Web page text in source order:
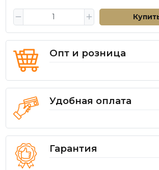
Опт и розница
Удобная оплата
Гарантия